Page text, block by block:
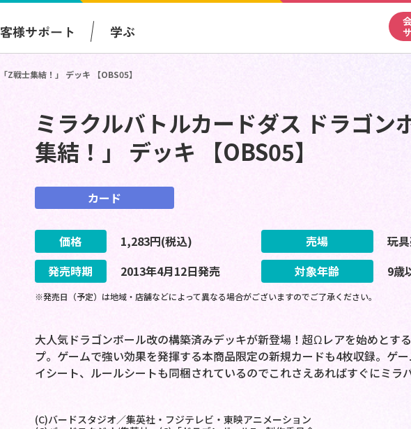
様サポート 学ぶ
Z戦士集結！」 デッキ 【OBS05】
ミラクルバトルカードダス ドラゴン
集結！」 デッキ 【OBS05】
カード
価格 1,283円(税込) 売場
玩
発売時期
2013年4月12日発売 対象年齢 9歳
※発売日（予定）は地域・店舗などによって異なる場合がございますのでご了承ください。
大人気ドラゴンボール改の構築済みデッキが新登場！超Ωレアを始めとす
プ。ゲームで強い効果を発揮する本商品限定の新規カードも4枚収録。ゲ
イシート、ルールシートも同梱されているのでこれさえあればすぐにミラ
(C)バードスタジオ／集英社・フジテレビ・東映アニメーション